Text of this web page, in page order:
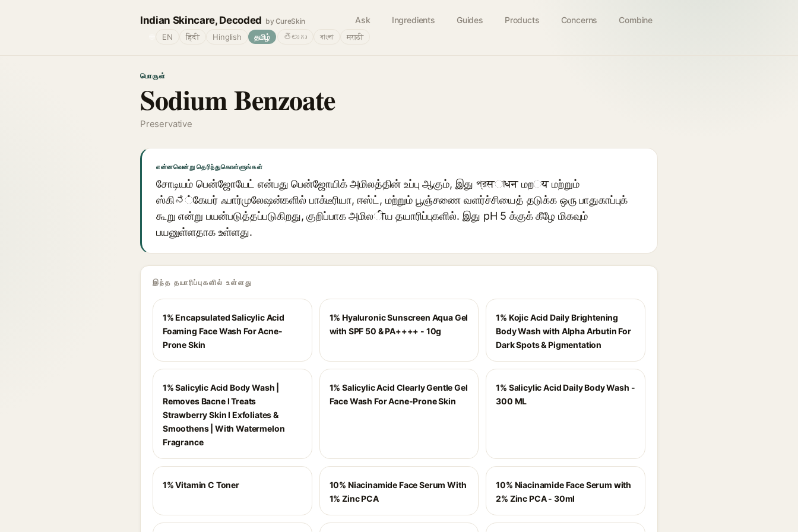
Indian Skincare, Decoded by CureSkin Ask Ingredients Guides Products Concerns Combine
EN हिंदी Hinglish தமிழ் తెలుగు বাংলা मराठी
பொருள்
Sodium Benzoate
Preservative
என்னவென்று தெரிந்துகொள்ளுங்கள்
சோடியம் பென்ஜோயேட் என்பது பென்ஜோயிக் அமிலத்தின் உப்பு ஆகும், இது প্রसাधन மற्य மற்றும்
ஸ்கிನ்கேயர் ஃபார்முலேஷன்களில் பாக்டீரியா, ஈஸ்ட், மற்றும் பூஞ்சணை வளர்ச்சியைத் தடுக்க ஒரு பாதுகாப்புக்
கூறு என்று பயன்படுத்தப்படுகிறது, குறிப்பாக அமிலीய தயாரிப்புகளில். இது pH 5 க்குக் கீழே மிகவும்
பயனுள்ளதாக உள்ளது.
இந்த தயாரிப்புகளில் உள்ளது
1% Encapsulated Salicylic Acid
Foaming Face Wash For Acne-
Prone Skin
1% Hyaluronic Sunscreen Aqua Gel
with SPF 50 & PA++++ - 10g
1% Kojic Acid Daily Brightening
Body Wash with Alpha Arbutin For
Dark Spots & Pigmentation
1% Salicylic Acid Body Wash |
Removes Bacne I Treats
Strawberry Skin I Exfoliates &
Smoothens | With Watermelon
Fragrance
1% Salicylic Acid Clearly Gentle Gel
Face Wash For Acne-Prone Skin
1% Salicylic Acid Daily Body Wash -
300 ML
1% Vitamin C Toner
10% Niacinamide Face Serum With
1% Zinc PCA
10% Niacinamide Face Serum with
2% Zinc PCA - 30ml